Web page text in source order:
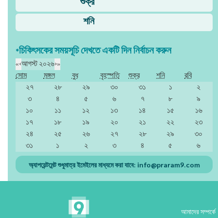
শুক্র
শনি
*চিকিৎসকের সময়সূচি দেখতে একটি দিন নির্বাচন করুন
«‹আগস্ট ২০২৬›»
সোম
মঙ্গল বুধ বৃহস্পতি শুক্র শনি
রবি
২৭
২৮ ২৯ ৩০ ৩১ ১
২
৩
৪ ৫ ৬ ৭ ৮
৯
১০
১১ ১২ ১৩ ১৪ ১৫
১৬
১৭
১৮ ১৯ ২০ ২১ ২২
২৩
২৪
২৫ ২৬ ২৭ ২৮ ২৯
৩০
৩১
১ ২ ৩ ৪ ৫ ৬
অ্যাপয়েন্টমেন্ট শুধুমাত্র ইমেইলের মাধ্যমে করা যাবে: info@praram9.com
আমাদের সম্পর্কে